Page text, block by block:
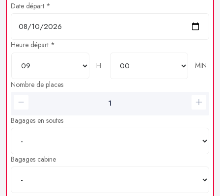
Date départ *
Heure départ *
H
MIN
Nombre de places
Bagages en soutes
Bagages cabine